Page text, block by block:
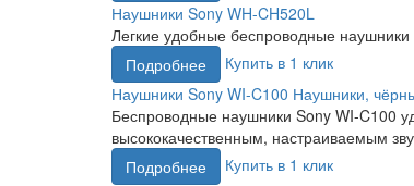
Наушники Sony WH-CH520L
Легкие удобные беспроводные
Подробнее
Купить в 1 клик
Наушники Sony WI-C100 Наушники,
Беспроводные наушники Sony WI-C100
высококачественным, настраиваемым
Подробнее
Купить в 1 клик